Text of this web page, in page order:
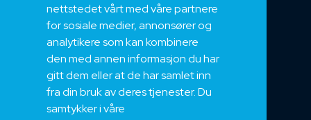
nettstedet vårt med våre partnere
for sosiale medier, annonsører og
analytikere som kan kombinere
den med annen informasjon du har
gitt dem eller at de har samlet inn
fra din bruk av deres tjenester. Du
samtykker i våre
Om oss
Bærekraft og Åpenhet
Jobb hos oss
Sertifiseringer
Support